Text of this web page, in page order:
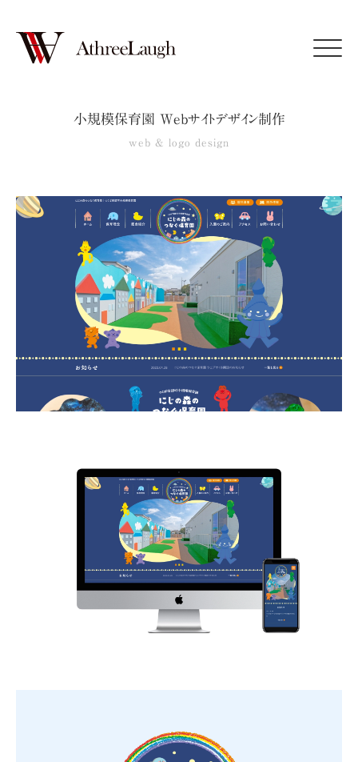
Click
小規模保育園 Webサイトデザイン制作
web & logo design